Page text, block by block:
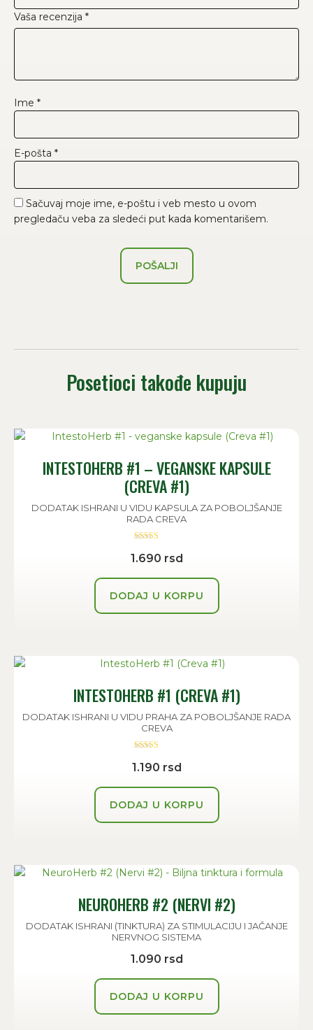
Vaša recenzija *
Ime *
E-pošta *
Sačuvaj moje ime, e-poštu i veb mesto u ovom
pregledaču veba za sledeći put kada komentarišem.
Posetioci takođe kupuju
INTESTOHERB #1 – VEGANSKE KAPSULE
(CREVA #1)
DODATAK ISHRANI U VIDU KAPSULA ZA POBOLJŠANJE
RADA CREVA
5.00
od 5
1.690 rsd
DODAJ U KORPU
INTESTOHERB #1 (CREVA #1)
DODATAK ISHRANI U VIDU PRAHA ZA POBOLJŠANJE RADA
CREVA
5.00
od 5
1.190 rsd
DODAJ U KORPU
NEUROHERB #2 (NERVI #2)
DODATAK ISHRANI (TINKTURA) ZA STIMULACIJU I JAČANJE
NERVNOG SISTEMA
1.090 rsd
DODAJ U KORPU